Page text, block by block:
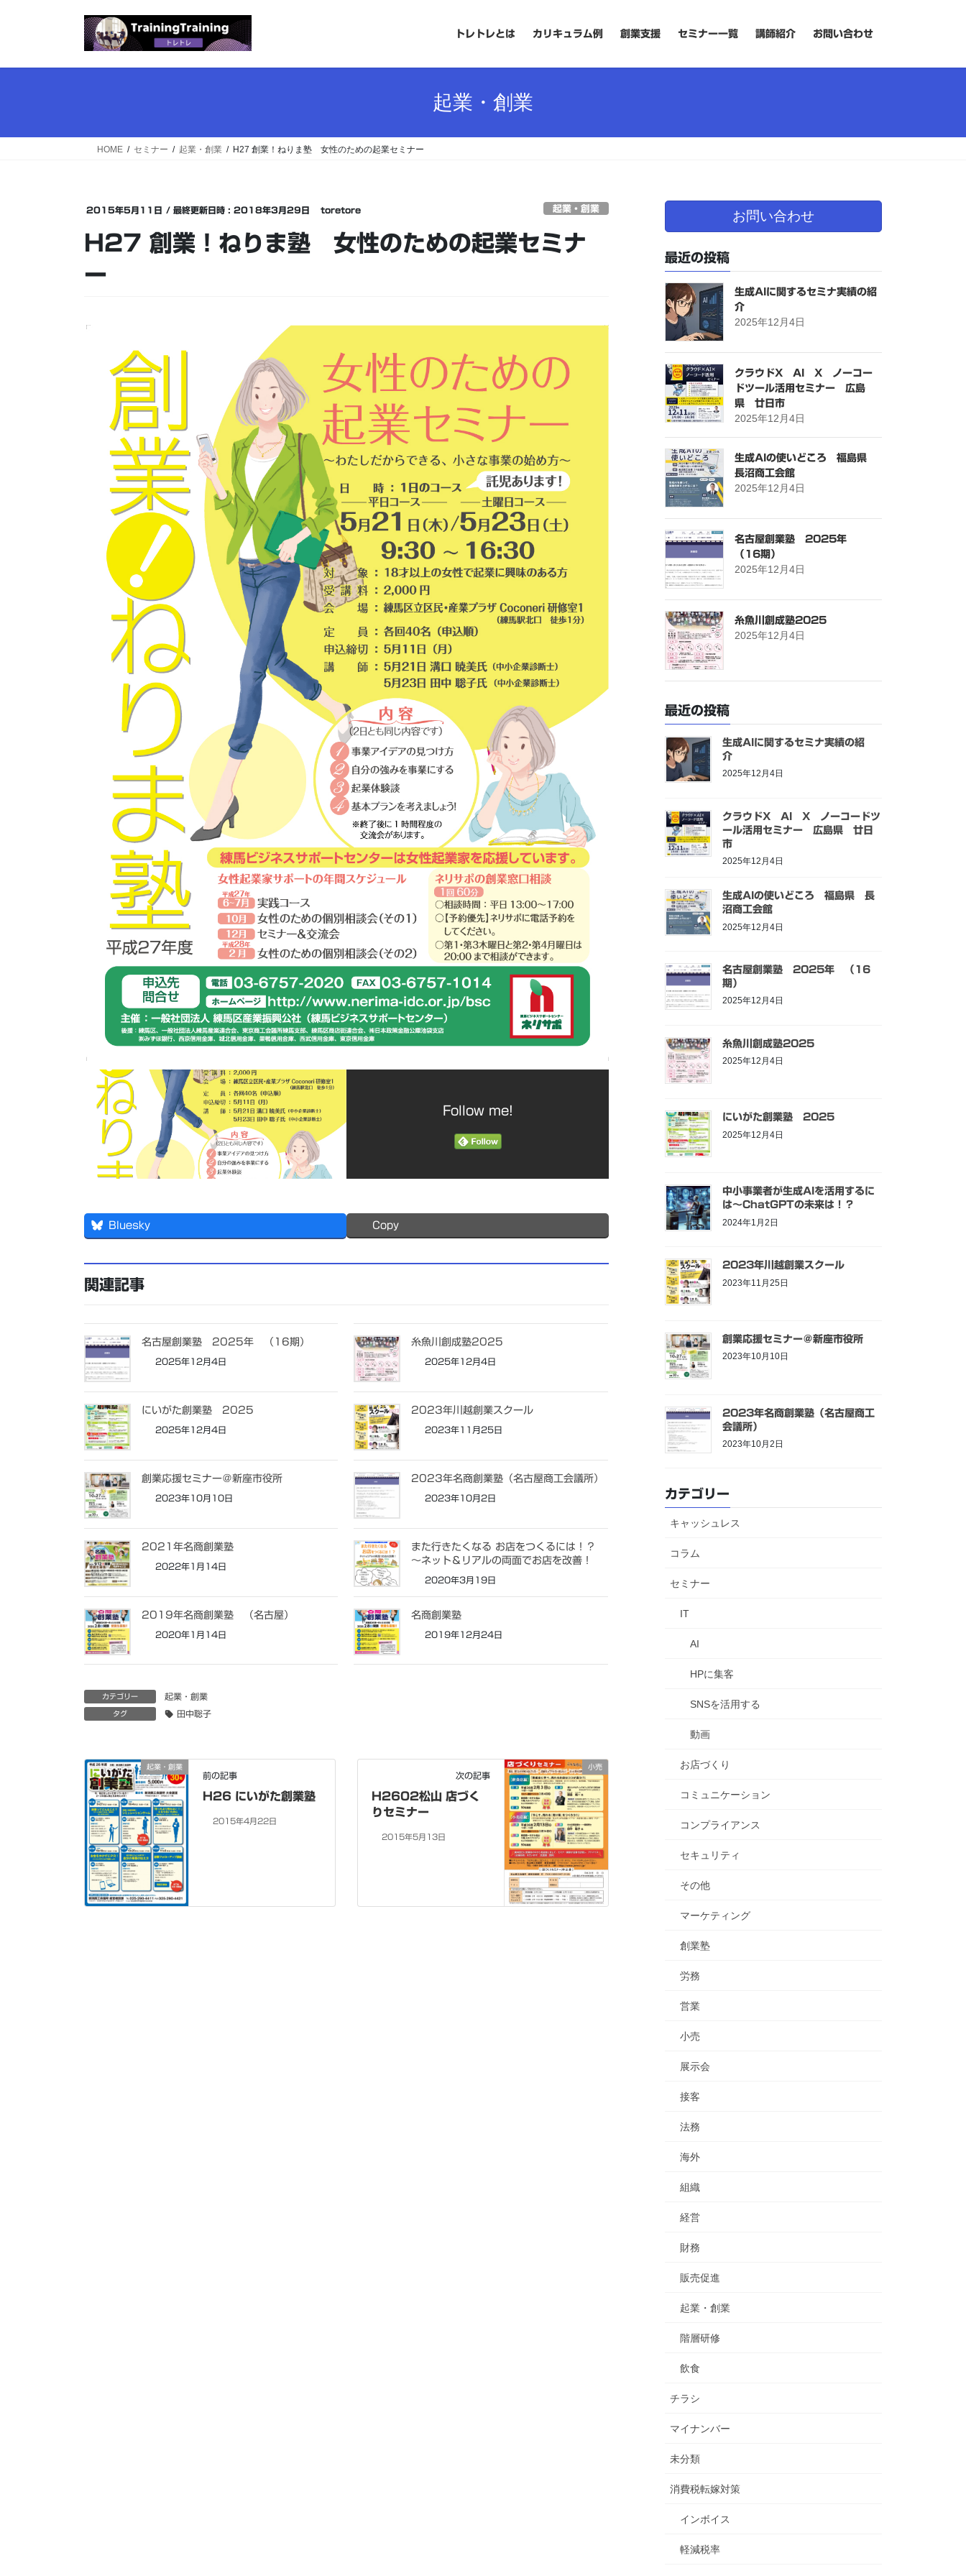
トレトレとは カリキュラム例 創業支援 セミナー一覧 講師紹介 お問い合わせ
起業・創業
HOME セミナー 起業・創業 H27 創業！ねりま塾 女性のための起業セミナー
2015年5月11日 / 最終更新日時 : 2018年3月29日 toretore 起業・創業
H27 創業！ねりま塾 女性のための起業セミナ
ー
Follow me!
Bluesky Copy
関連記事
名古屋創業塾 2025年 （16期）
2025年12月4日
糸魚川創成塾2025
2025年12月4日
にいがた創業塾 2025
2025年12月4日
2023年川越創業スクール
2023年11月25日
創業応援セミナー＠新座市役所
2023年10月10日
2023年名商創業塾（名古屋商工会議所）
2023年10月2日
2021年名商創業塾
2022年1月14日
また行きたくなる お店をつくるには！？
〜ネット＆リアルの両面でお店を改善！
2020年3月19日
2019年名商創業塾 （名古屋）
2020年1月14日
名商創業塾
2019年12月24日
カテゴリー 起業・創業
タグ 田中聡子
起業・創業
前の記事
H26 にいがた創業塾
2015年4月22日
小売
次の記事
H2602松山 店づく
りセミナー
2015年5月13日
お問い合わせ
最近の投稿
生成AIに関するセミナ実績の紹
介
2025年12月4日
クラウドX AI X ノーコー
ドツール活用セミナー 広島
県 廿日市
2025年12月4日
生成AIの使いどころ 福島県
長沼商工会館
2025年12月4日
名古屋創業塾 2025年
（16期）
2025年12月4日
糸魚川創成塾2025
2025年12月4日
最近の投稿
生成AIに関するセミナ実績の紹
介
2025年12月4日
クラウドX AI X ノーコードツ
ール活用セミナー 広島県 廿日
市
2025年12月4日
生成AIの使いどころ 福島県 長
沼商工会館
2025年12月4日
名古屋創業塾 2025年 （16
期）
2025年12月4日
糸魚川創成塾2025
2025年12月4日
にいがた創業塾 2025
2025年12月4日
中小事業者が生成AIを活用するに
は〜ChatGPTの未来は！？
2024年1月2日
2023年川越創業スクール
2023年11月25日
創業応援セミナー＠新座市役所
2023年10月10日
2023年名商創業塾（名古屋商工
会議所）
2023年10月2日
カテゴリー
キャッシュレス
コラム
セミナー
IT
AI
HPに集客
SNSを活用する
動画
お店づくり
コミュニケーション
コンプライアンス
セキュリティ
その他
マーケティング
創業塾
労務
営業
小売
展示会
接客
法務
海外
組織
経営
財務
販売促進
起業・創業
階層研修
飲食
チラシ
マイナンバー
未分類
消費税転嫁対策
インボイス
軽減税率